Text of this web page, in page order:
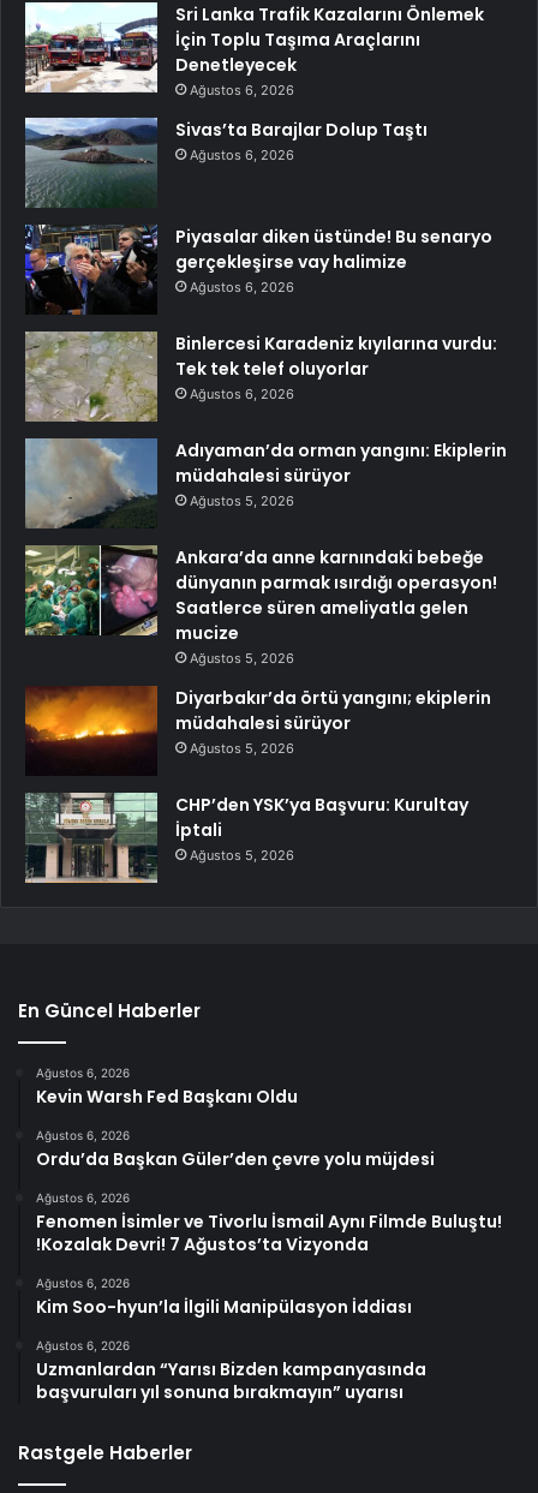
Sri Lanka Trafik Kazalarını Önlemek
İçin Toplu Taşıma Araçlarını
Denetleyecek
Ağustos 6, 2026
Sivas’ta Barajlar Dolup Taştı
Ağustos 6, 2026
Piyasalar diken üstünde! Bu senaryo
gerçekleşirse vay halimize
Ağustos 6, 2026
Binlercesi Karadeniz kıyılarına vurdu:
Tek tek telef oluyorlar
Ağustos 6, 2026
Adıyaman’da orman yangını: Ekiplerin
müdahalesi sürüyor
Ağustos 5, 2026
Ankara’da anne karnındaki bebeğe
dünyanın parmak ısırdığı operasyon!
Saatlerce süren ameliyatla gelen
mucize
Ağustos 5, 2026
Diyarbakır’da örtü yangını; ekiplerin
müdahalesi sürüyor
Ağustos 5, 2026
CHP’den YSK’ya Başvuru: Kurultay
İptali
Ağustos 5, 2026
En Güncel Haberler
Ağustos 6, 2026
Kevin Warsh Fed Başkanı Oldu
Ağustos 6, 2026
Ordu’da Başkan Güler’den çevre yolu müjdesi
Ağustos 6, 2026
Fenomen İsimler ve Tivorlu İsmail Aynı Filmde Buluştu!
!Kozalak Devri! 7 Ağustos’ta Vizyonda
Ağustos 6, 2026
Kim Soo-hyun’la İlgili Manipülasyon İddiası
Ağustos 6, 2026
Uzmanlardan “Yarısı Bizden kampanyasında
başvuruları yıl sonuna bırakmayın” uyarısı
Rastgele Haberler